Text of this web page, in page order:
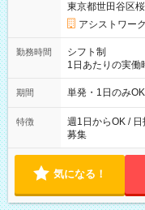
東京都世田谷区
アシストワー
勤務時間
シフト制
1日あたりの実働
勤務 勤務：月・水・金
可能です！ ※1日あたりの最大実働時間は日勤、夜勤共に勤務し
期間 単発・1日のみOK
特徴
週1日からOK /
募集
気になる！